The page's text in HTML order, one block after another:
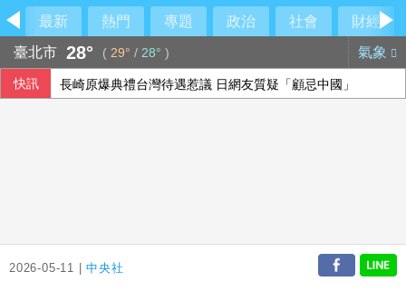
最新 熱門 專題 政治 社會
財經
臺北市 28° ( 29° / 28° ) 氣象
快訊 長崎原爆典禮台灣待遇惹議 日網友質疑「顧忌中國」
2026-05-11 |中央社